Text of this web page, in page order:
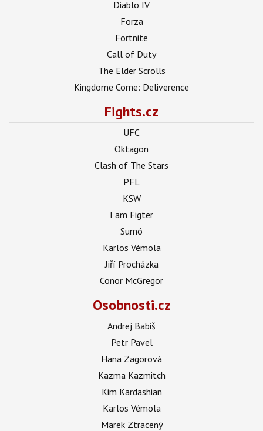
Diablo IV
Forza
Fortnite
Call of Duty
The Elder Scrolls
Kingdome Come: Deliverence
Fights.cz
UFC
Oktagon
Clash of The Stars
PFL
KSW
I am Figter
Sumó
Karlos Vémola
Jiří Procházka
Conor McGregor
Osobnosti.cz
Andrej Babiš
Petr Pavel
Hana Zagorová
Kazma Kazmitch
Kim Kardashian
Karlos Vémola
Marek Ztracený